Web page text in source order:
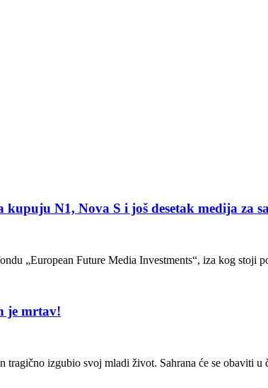
N1, Nova S i još desetak medija za
„European Future Media Investments“, iza kog stoji
je mrtav!
tragično izgubio svoj mladi život. Sahrana će se obaviti u